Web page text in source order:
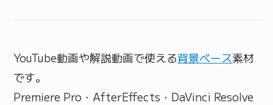
YouTube動画や解説動画で使える背景ベース素材
です。
Premiere Pro・AfterEffects・DaVinci Resolve